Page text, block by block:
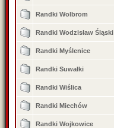
Randki Wolbrom
Randki Wodzisław Śląski
Randki Myślenice
Randki Suwałki
Randki Wiślica
Randki Miechów
Randki Wojkowice